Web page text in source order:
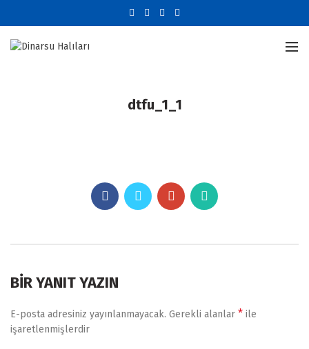
dtfu_1_1
BIR YANIT YAZIN
E-posta adresiniz yayınlanmayacak. Gerekli alanlar * ile
işaretlenmişlerdir